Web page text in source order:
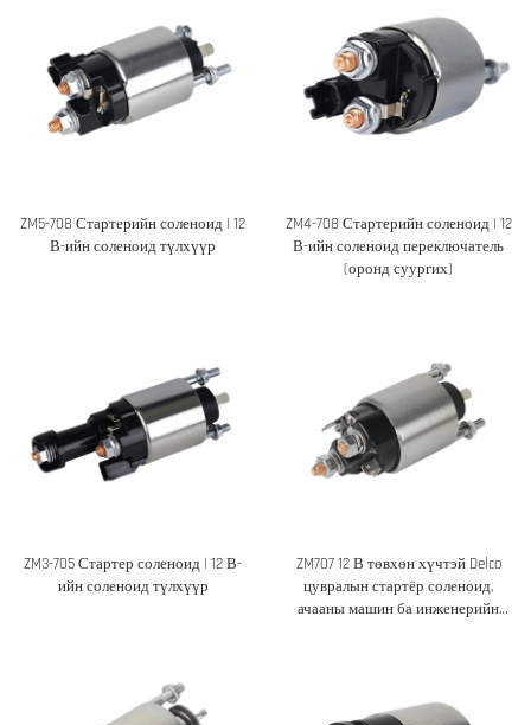
ZM5-708 Стартерийн соленоид | 12
В-ийн соленоид түлхүүр
ZM4-708 Стартерийн соленоид | 12
В-ийн соленоид переключатель
(оронд суургих)
ZM3-705 Стартер соленоид | 12 В-
ийн соленоид түлхүүр
ZM707 12 В төвхөн хүчтэй Delco
цувралын стартёр соленоид,
ачааны машин ба инженерийн